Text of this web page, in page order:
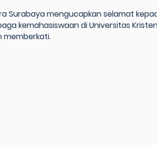
Surabaya mengucapkan selamat
kemahasiswaan di Universitas
memberkati.